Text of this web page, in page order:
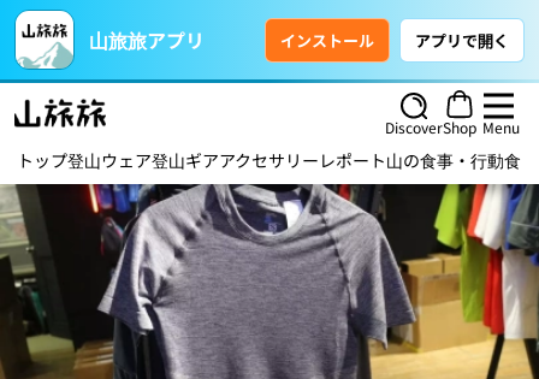
山旅旅アプリ インストール アプリで開く
DiscoverShop Menu
トップ登山ウェア登山ギアアクセサリー レポート山の食事・行動食